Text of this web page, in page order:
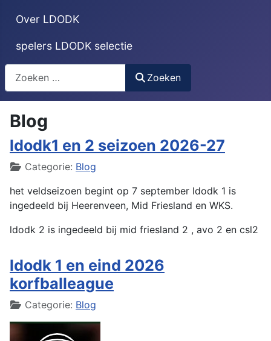
Over LDODK
spelers LDODK selectie
Search
Zoeken
Blog
ldodk1 en 2 seizoen 2026-27
DetailsCategorie: Blog
het veldseizoen begint op 7 september ldodk 1 is
ingedeeld bij Heerenveen, Mid Friesland en WKS.
ldodk 2 is ingedeeld bij mid friesland 2 , avo 2 en csl2
ldodk 1 en eind 2026
korfballeague
DetailsCategorie: Blog